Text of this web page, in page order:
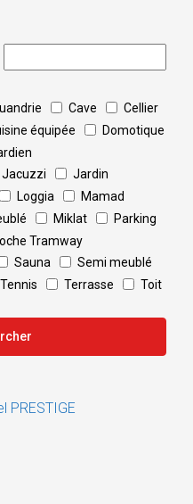
Cave
Cellier
équipée
Domotique
Jacuzzi
Jardin
Loggia
Mamad
Miklat
Parking
Tramway
Sauna
Semi meublé
Tennis Terrasse
Toit